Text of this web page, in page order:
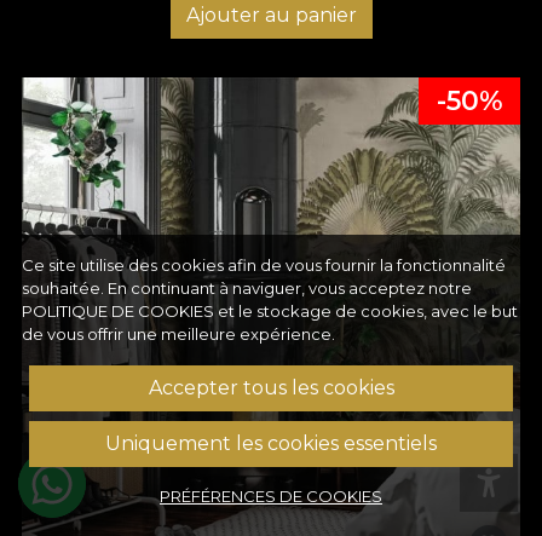
Ajouter au panier
-50%
Ce site utilise des cookies afin de vous fournir la fonctionnalité
souhaitée. En continuant à naviguer, vous acceptez notre
POLITIQUE DE COOKIES et le stockage de cookies, avec le but
de vous offrir une meilleure expérience.
Accepter tous les cookies
Uniquement les cookies essentiels
PRÉFÉRENCES DE COOKIES